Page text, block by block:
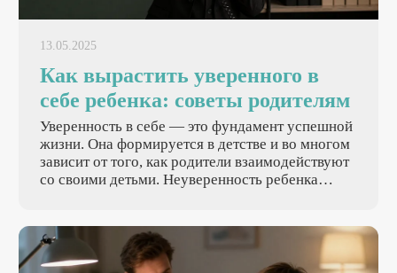
13.05.2025
Как вырастить уверенного в
себе ребенка: советы родителям
Уверенность в себе — это фундамент успешной
жизни. Она формируется в детстве и во многом
зависит от того, как родители взаимодействуют
со своими детьми. Неуверенность ребенка
отношения со сверстниками и будущие
достижения.